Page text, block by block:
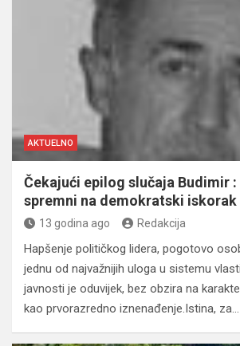
AKTUELNO
Čekajući epilog slučaja Budimir
spremni na demokratski iskorak
13 godina ago Redakcija
Hapšenje političkog lidera, pogotovo
jednu od najvažnijih uloga u sistemu
javnosti je oduvijek, bez obzira na
kao prvorazredno iznenađenje.Istina, za…